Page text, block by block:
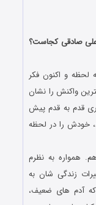
علی صادقی کجاست؟
لحظه و اکنون فکر
واکنش را نشان
قدم به قدم پیش
خودش را در لحظه
همواره به نظرم
زندگی ‌شان به
آدم ‌های ضعیف،